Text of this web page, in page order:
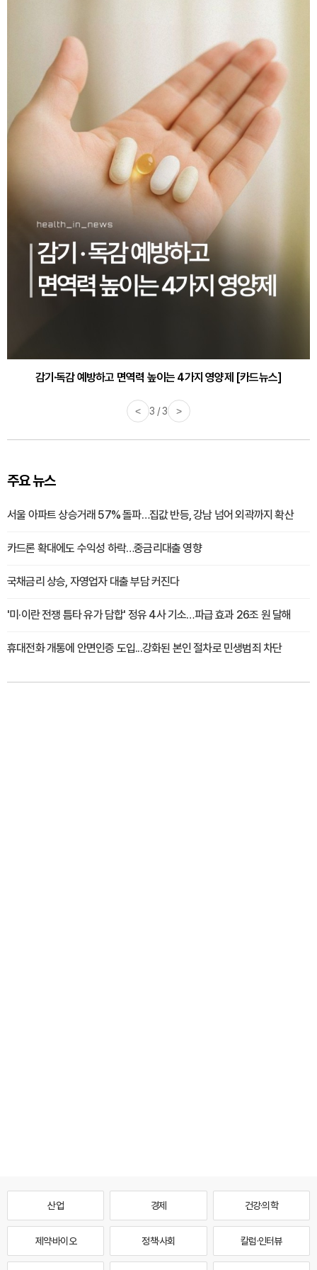
감기·독감 예방하고 면역력 높이는 4가지 영양제 [카드뉴스]
< 3 / 3 >
주요 뉴스
서울 아파트 상승거래 57% 돌파…집값 반등, 강남 넘어 외곽까지 확산
카드론 확대에도 수익성 하락…중금리대출 영향
국채금리 상승, 자영업자 대출 부담 커진다
'미·이란 전쟁 틈타 유가 담합' 정유 4사 기소…파급 효과 26조 원 달해
휴대전화 개통에 안면인증 도입...강화된 본인 절차로 민생범죄 차단
산업 경제 건강·의학
제약·바이오 정책·사회 칼럼·인터뷰